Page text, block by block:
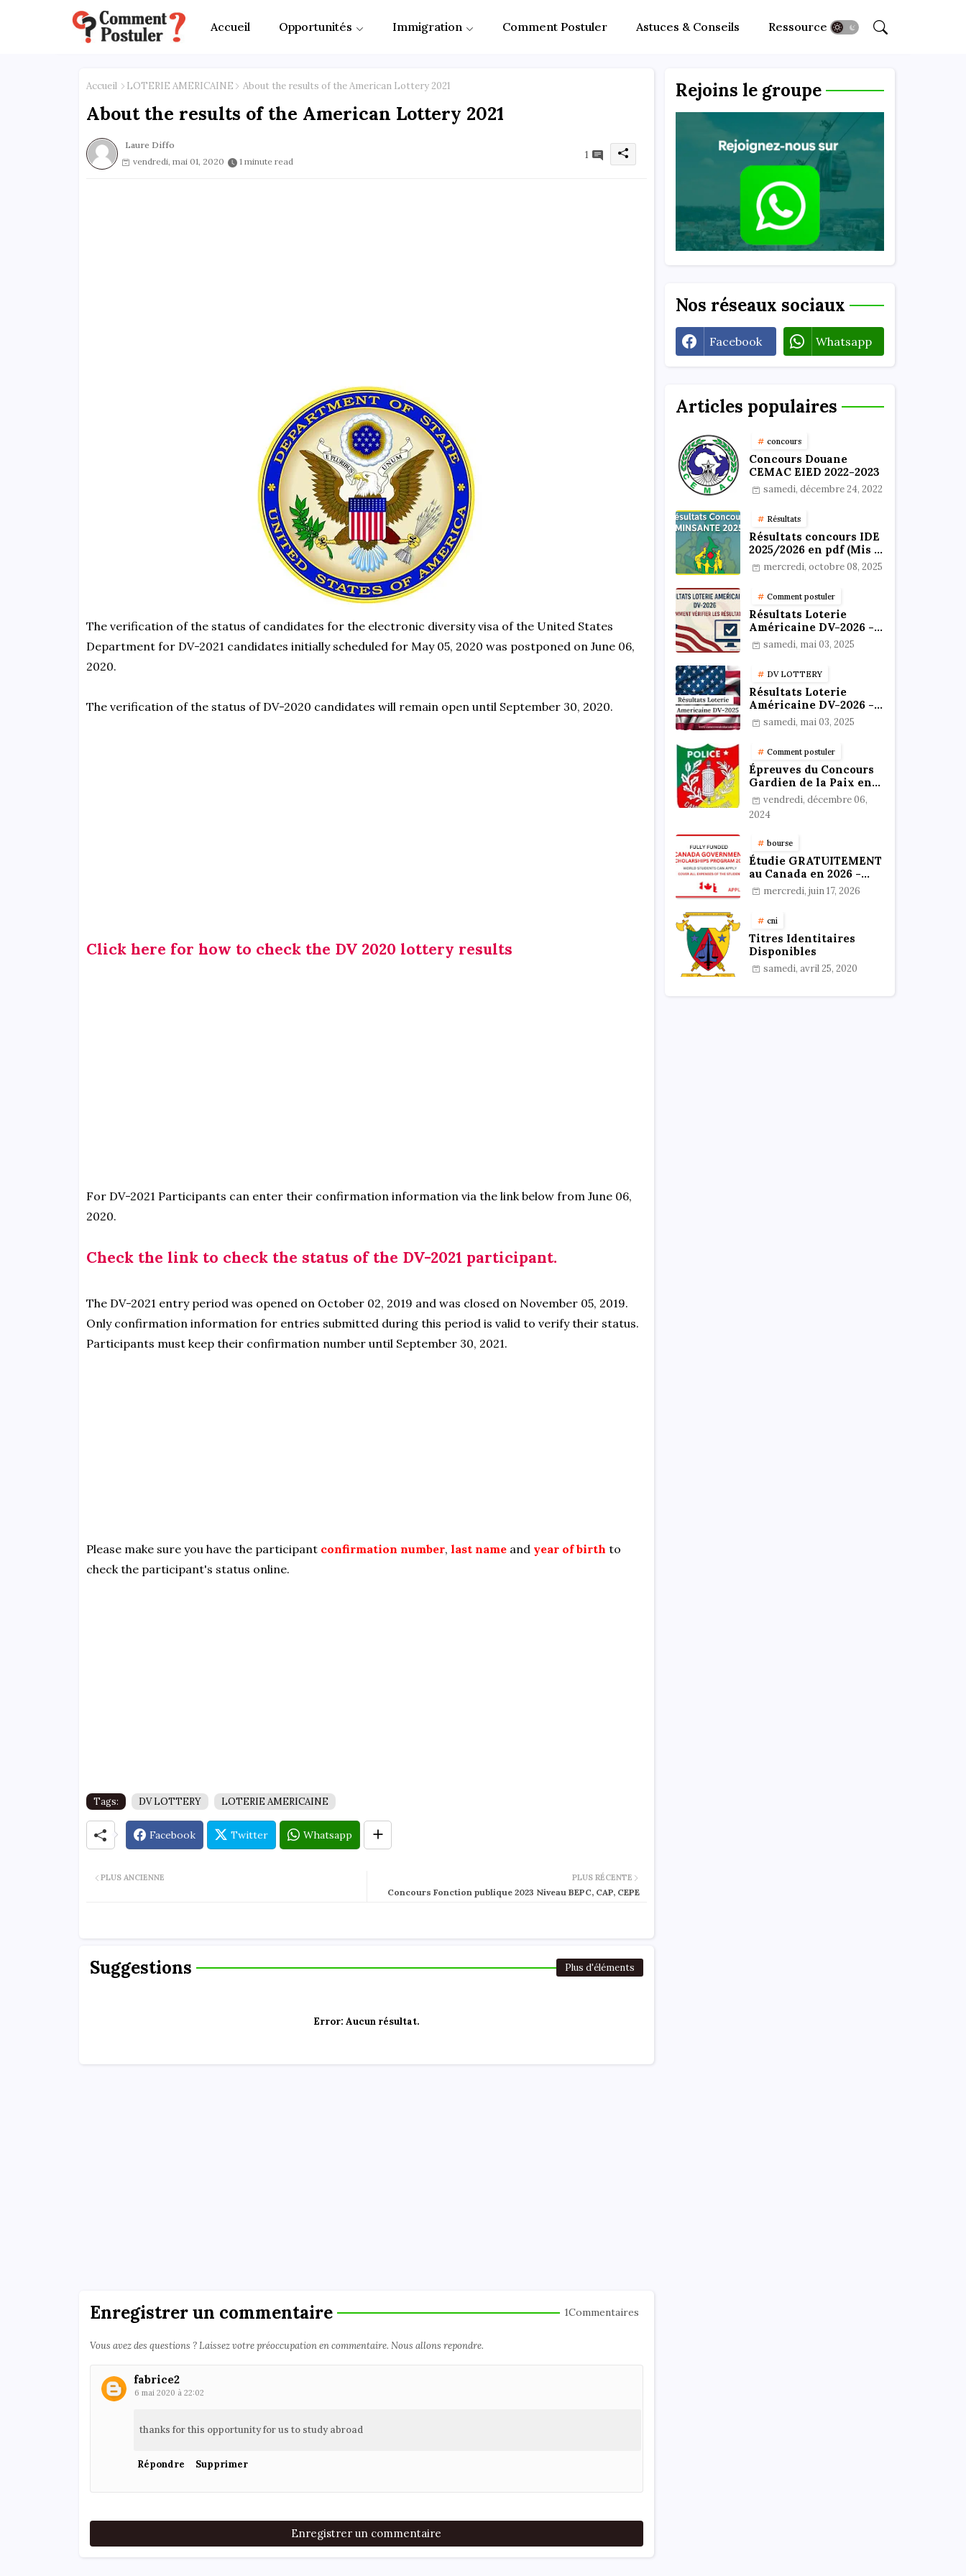
Accueil Opportunités Immigration Comment Postuler Astuces & Conseils Ressources
Accueil LOTERIE AMERICAINE About the results of the American Lottery 2021
About the results of the American Lottery 2021
Laure Diffo
vendredi, mai 01, 2020
1 minute read
1
The verification of the status of candidates for the electronic diversity visa of the United States
Department for DV-2021 candidates initially scheduled for May 05, 2020 was postponed on June 06,
2020.
The verification of the status of DV-2020 candidates will remain open until September 30, 2020.
Click here for how to check the DV 2020 lottery results
For DV-2021 Participants can enter their confirmation information via the link below from June 06,
2020.
Check the link to check the status of the DV-2021 participant.
The DV-2021 entry period was opened on October 02, 2019 and was closed on November 05, 2019.
Only confirmation information for entries submitted during this period is valid to verify their status.
Participants must keep their confirmation number until September 30, 2021.
Please make sure you have the participant confirmation number, last nameand year of birth to
check the participant's status online.
Tags: DV LOTTERY LOTERIE AMERICAINE
Facebook Twitter Whatsapp
PLUS RÉCENTE
Concours Fonction publique 2023 Niveau BEPC, CAP, CEPE
PLUS ANCIENNE
Suggestions Plus d'éléments
Error: Aucun résultat.
Enregistrer un commentaire 1Commentaires
Vous avez des questions ? Laissez votre préoccupation en commentaire. Nous allons repondre.
fabrice2
6 mai 2020 à 22:02
thanks for this opportunity for us to study abroad
Répondre Supprimer
Enregistrer un commentaire
Rejoins le groupe
Nos réseaux sociaux
Facebook Whatsapp
Articles populaires
concours
Concours Douane
CEMAC EIED 2022-2023
samedi, décembre 24, 2022
Résultats
Résultats concours IDE
2025/2026 en pdf (Mis à
jour)mercredi, octobre 08, 2025
Comment postuler
Résultats Loterie
Américaine DV-2026 -
Comment vérifier les
résultats
samedi, mai 03, 2025
DV LOTTERY
Résultats Loterie
Américaine DV-2026 -
Vérifiez votre statut en
ligne !
samedi, mai 03, 2025
Comment postuler
Épreuves du Concours
Gardien de la Paix en
Format PDF au
Cameroun : Stratégies,
Préparation et Astuces
vendredi, décembre 06,
2024
bourse
Étudie GRATUITEMENT
au Canada en 2026 -
Bourses 100%
Financées
mercredi, juin 17, 2026
cni
Titres Identitaires
Disponibles
samedi, avril 25, 2020